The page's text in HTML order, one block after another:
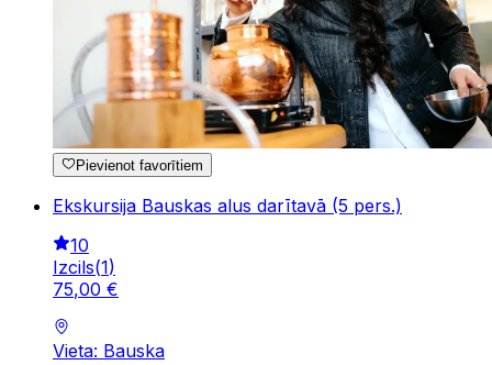
Pievienot favorītiem
Ekskursija Bauskas alus darītavā (5 pers.)
10
Izcils(1)
75,00 €
Vieta: Bauska